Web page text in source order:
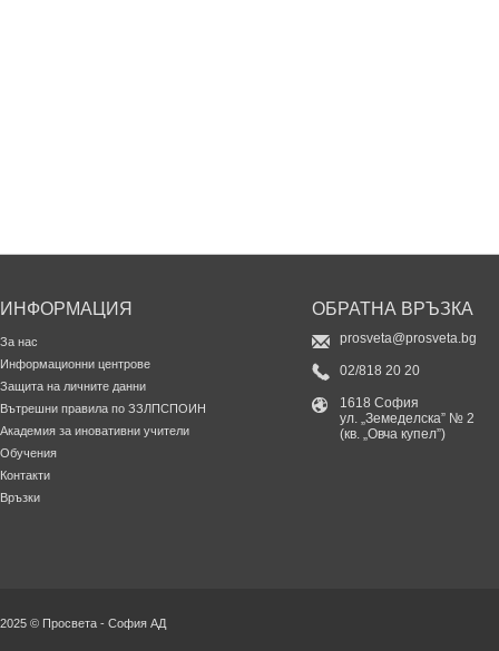
ИНФОРМАЦИЯ
За нас
Информационни центрове
Защита на личните данни
Вътрешни правила по ЗЗЛПСПОИН
Академия за иновативни учители
Обучения
Контакти
Връзки
ОБРАТНА ВРЪЗКА
prosveta@prosveta.bg
02/818 20 20
1618 София
ул. „Земеделска” № 2
(кв. „Овча купел”)
2025 © Просвета - София АД